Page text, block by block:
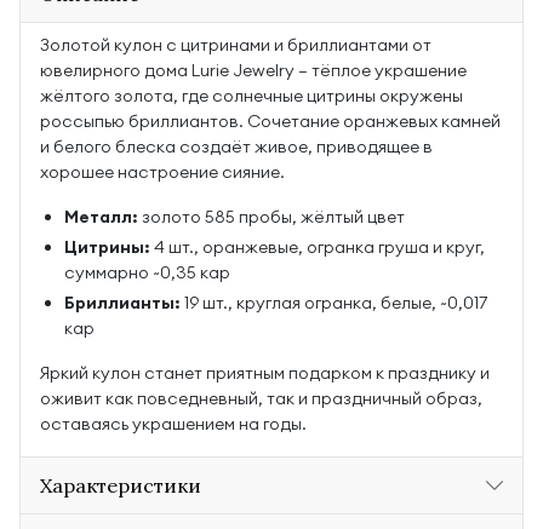
Золотой кулон с цитринами и бриллиантами от
ювелирного дома Lurie Jewelry — тёплое украшение
жёлтого золота, где солнечные цитрины окружены
россыпью бриллиантов. Сочетание оранжевых камней
и белого блеска создаёт живое, приводящее в
хорошее настроение сияние.
Металл: золото 585 пробы, жёлтый цвет
Цитрины: 4 шт., оранжевые, огранка груша и круг,
суммарно ~0,35 кар
Бриллианты: 19 шт., круглая огранка, белые, ~0,017
кар
Яркий кулон станет приятным подарком к празднику и
оживит как повседневный, так и праздничный образ,
оставаясь украшением на годы.
Характеристики